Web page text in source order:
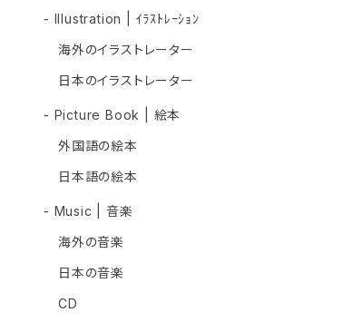
- Illustration | ｲﾗｽﾄﾚｰｼｮﾝ
海外のイラストレーター
日本のイラストレーター
- Picture Book | 絵本
外国語の絵本
日本語の絵本
- Music | 音楽
海外の音楽
日本の音楽
CD